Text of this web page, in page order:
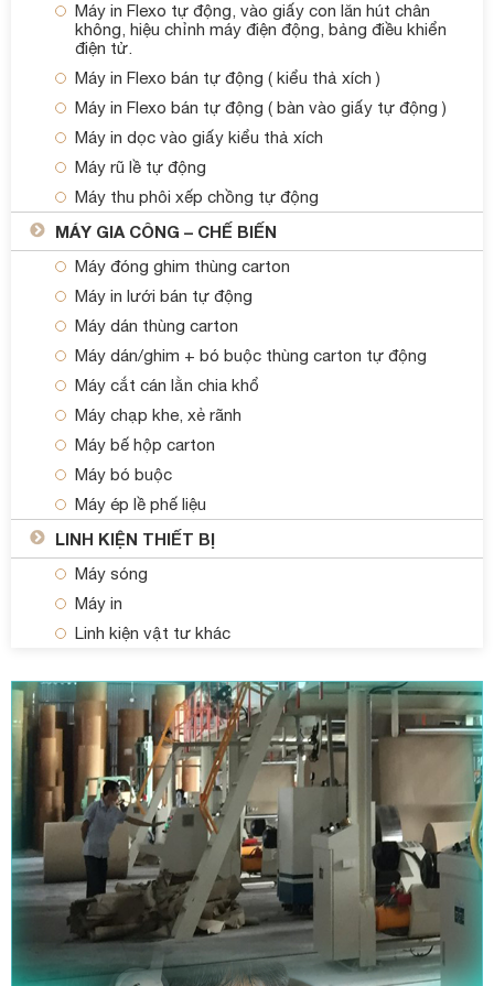
Máy in Flexo tự động, vào giấy con lăn hút chân
không, hiệu chỉnh máy điện động, bảng điều khiển
điện tử.
Máy in Flexo bán tự động ( kiểu thả xích )
Máy in Flexo bán tự động ( bàn vào giấy tự động )
Máy in dọc vào giấy kiểu thả xích
Máy rũ lề tự động
Máy thu phôi xếp chồng tự động
MÁY GIA CÔNG – CHẾ BIẾN
Máy đóng ghim thùng carton
Máy in lưới bán tự động
Máy dán thùng carton
Máy dán/ghim + bó buộc thùng carton tự động
Máy cắt cán lằn chia khổ
Máy chạp khe, xẻ rãnh
Máy bế hộp carton
Máy bó buộc
Máy ép lề phế liệu
LINH KIỆN THIẾT BỊ
Máy sóng
Máy in
Linh kiện vật tư khác